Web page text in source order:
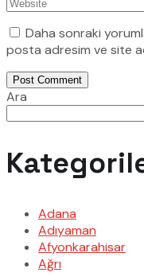
Daha sonraki
posta adresim ve site
Post Comment
Ara
Adana
Adıyaman
Afyonkarahisar
Ağrı